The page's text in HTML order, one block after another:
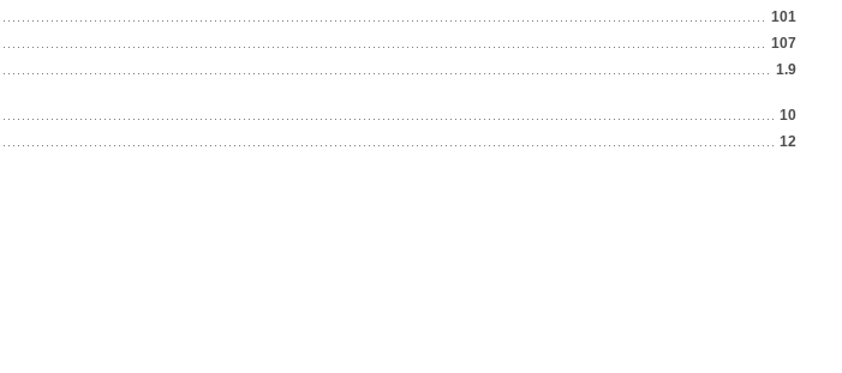
101
107
1.9
10
12